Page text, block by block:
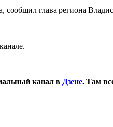
сообщил глава региона
канал в Дзене. Там